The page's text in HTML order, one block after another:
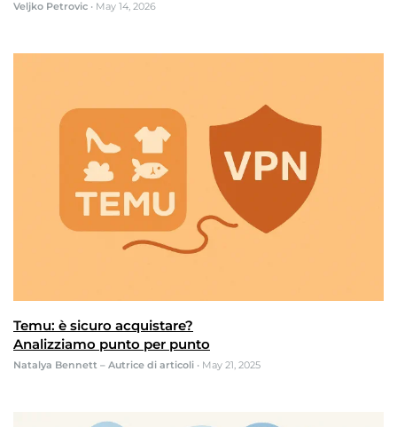
Veljko Petrovic • May 14, 2026
Temu: è sicuro acquistare?
Analizziamo punto per punto
Natalya Bennett – Autrice di articoli • May 21, 2025